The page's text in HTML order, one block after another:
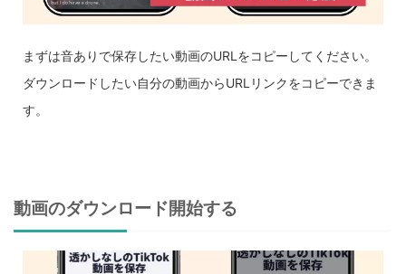
まずは音ありで保存したい動画のURLをコピーしてください。
ダウンロードしたい自分の動画からURLリンクをコピーできま
す。
動画のダウンロード開始する